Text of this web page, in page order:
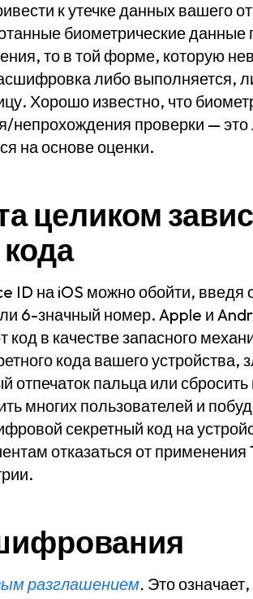
к утечке данных вашего
биометрические данные
то в той форме, которую
либо выполняется,
Хорошо известно, что
непрохождения проверки —
на основе оценки.
целиком
ID на iOS можно обойти, введя
6-значный номер. Apple и
код в качестве запасного
кода вашего
отпечаток пальца или
многих пользователей и
секретный код на
отказаться от применения
разглашением. Это